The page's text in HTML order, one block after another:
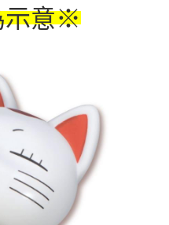
運費
運費
園專用
意※